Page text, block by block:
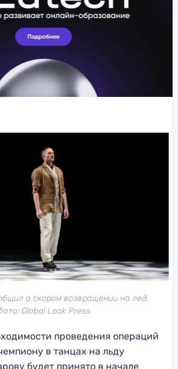
о скором возвращении на лед.
Global Look Press
проведения операций
в танцах на льду
будет принято в начале